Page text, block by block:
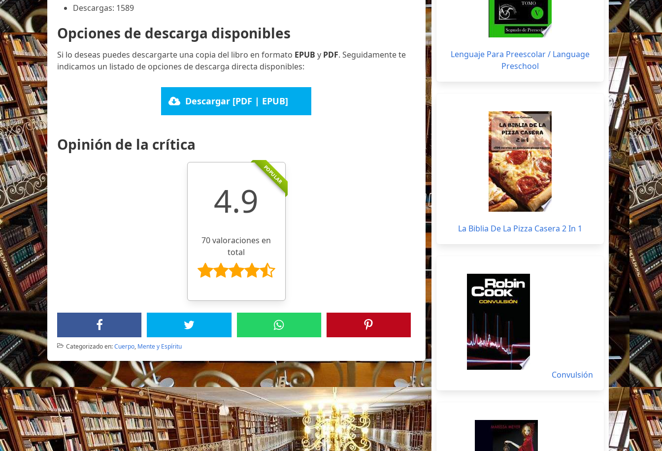
Descargas: 1589
Opciones de descarga disponibles
Si lo deseas puedes descargarte una copia del libro en formato EPUB y PDF. Seguidamente te
indicamos un listado de opciones de descarga directa disponibles:
Descargar [PDF | EPUB]
Opinión de la crítica
POPULAR
4.9
70 valoraciones en
total
Categorizado en:Cuerpo, Mente y Espíritu
Lenguaje Para Preescolar / Language
Preschool
La Biblia De La Pizza Casera 2 In 1
Convulsión